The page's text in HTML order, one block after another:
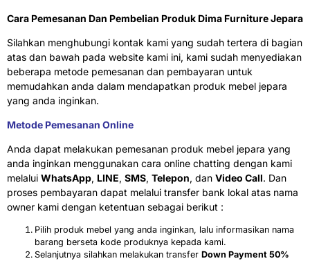
Cara Pemesanan Dan Pembelian Produk Dima Furniture Jepara
Silahkan menghubungi kontak kami yang sudah tertera di bagian
atas dan bawah pada website kami ini, kami sudah menyediakan
beberapa metode pemesanan dan pembayaran untuk
memudahkan anda dalam mendapatkan produk mebel jepara
yang anda inginkan.
Metode Pemesanan Online
Anda dapat melakukan pemesanan produk mebel jepara yang
anda inginkan menggunakan cara online chatting dengan kami
melalui WhatsApp, LINE, SMS, Telepon, dan Video Call. Dan
proses pembayaran dapat melalui transfer bank lokal atas nama
owner kami dengan ketentuan sebagai berikut :
Pilih produk mebel yang anda inginkan, lalu informasikan nama
barang berseta kode produknya kepada kami.
Selanjutnya silahkan melakukan transfer Down Payment 50%